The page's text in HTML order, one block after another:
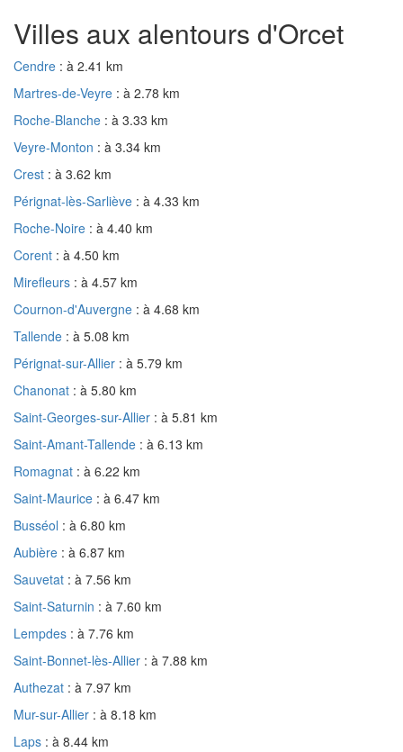
Villes aux alentours d'Orcet
Cendre : à 2.41 km
Martres-de-Veyre : à 2.78 km
Roche-Blanche : à 3.33 km
Veyre-Monton : à 3.34 km
Crest : à 3.62 km
Pérignat-lès-Sarliève : à 4.33 km
Roche-Noire : à 4.40 km
Corent : à 4.50 km
Mirefleurs : à 4.57 km
Cournon-d'Auvergne : à 4.68 km
Tallende : à 5.08 km
Pérignat-sur-Allier : à 5.79 km
Chanonat : à 5.80 km
Saint-Georges-sur-Allier : à 5.81 km
Saint-Amant-Tallende : à 6.13 km
Romagnat : à 6.22 km
Saint-Maurice : à 6.47 km
Busséol : à 6.80 km
Aubière : à 6.87 km
Sauvetat : à 7.56 km
Saint-Saturnin : à 7.60 km
Lempdes : à 7.76 km
Saint-Bonnet-lès-Allier : à 7.88 km
Authezat : à 7.97 km
Mur-sur-Allier : à 8.18 km
Laps : à 8.44 km